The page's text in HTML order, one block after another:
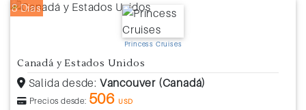
8 Días
Princess Cruises
Canadá y Estados Unidos
Salida desde: Vancouver (Canadá)
Precios desde: 506 USD